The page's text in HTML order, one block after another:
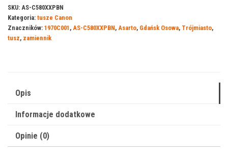
do
Canon
580XXPBN
600
black
SKU: AS-C580XXPBN
Kategoria: tusze Canon
Znaczników: 1970C001 , AS-C580XXPBN, Asarto, Gdańsk Osowa, Trójmiasto,
tusz, zamiennik
Opis
Informacje dodatkowe
Opinie (0)